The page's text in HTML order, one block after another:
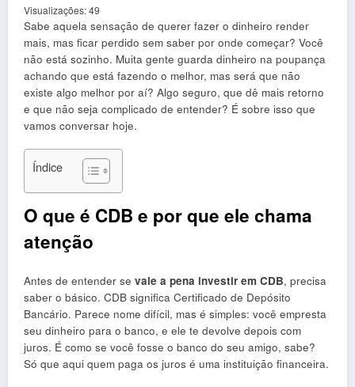
Visualizações:49
Sabe aquela sensação de querer fazer o dinheiro render
mais, mas ficar perdido sem saber por onde começar? Você
não está sozinho. Muita gente guarda dinheiro na poupança
achando que está fazendo o melhor, mas será que não
existe algo melhor por aí? Algo seguro, que dê mais retorno
e que não seja complicado de entender? É sobre isso que
vamos conversar hoje.
Índice
O que é CDB e por que ele chama
atenção
Antes de entender se vale a pena investir em CDB, precisa
saber o básico. CDB significa Certificado de Depósito
Bancário. Parece nome difícil, mas é simples: você empresta
seu dinheiro para o banco, e ele te devolve depois com
juros. É como se você fosse o banco do seu amigo, sabe?
Só que aqui quem paga os juros é uma instituição financeira.